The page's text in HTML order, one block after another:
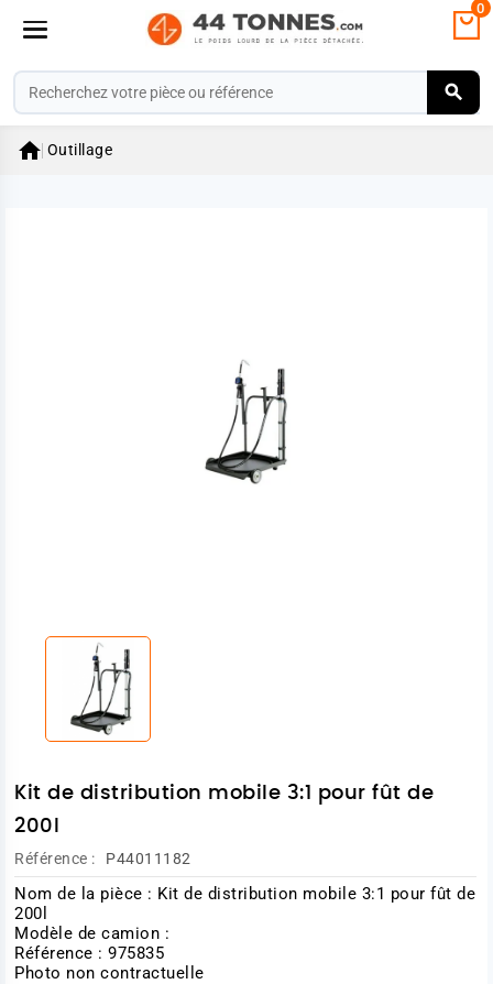
0
 Outillage
Kit de distribution mobile 3:1 pour fût de
200l
Référence : P44011182
Nom de la pièce : Kit de distribution mobile 3:1 pour fût de
200l
Modèle de camion :
Référence : 975835
Photo non contractuelle